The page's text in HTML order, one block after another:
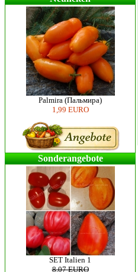
Palmira (Пальмира)
1,99 EURO
Sonderangebote
SET Italien 1
8,07 EURO